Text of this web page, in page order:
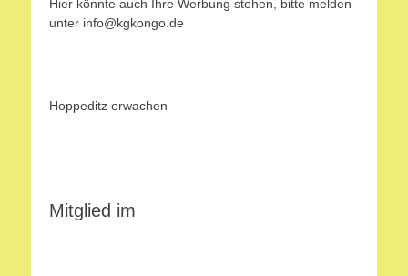
Hier könnte auch Ihre Werbung stehen, bitte melden
unter info@kgkongo.de
Hoppeditz erwachen
Mitglied im